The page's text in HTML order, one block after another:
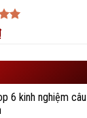
CHÓNG –
6 kinh nghiệm